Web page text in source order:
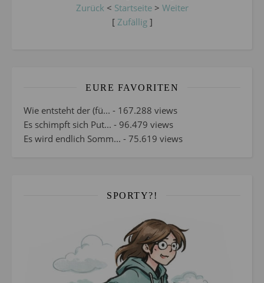
Zurück < Startseite> Weiter
[ Zufällig]
EURE FAVORITEN
Wie entsteht der (fü... - 167.288 views
Es schimpft sich Put... - 96.479 views
Es wird endlich Somm... - 75.619 views
SPORTY?!